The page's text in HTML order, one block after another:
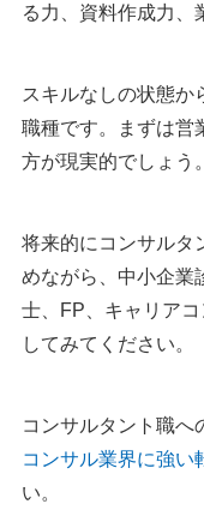
る力、資料作成力、
スキルなしの状態か
職種です。まずは営
方が現実的でしょう。
将来的にコンサルタ
めながら、中小企業
士、FP、キャリア
してみてください。
コンサルタント職へ
コンサル業界に強い
い。